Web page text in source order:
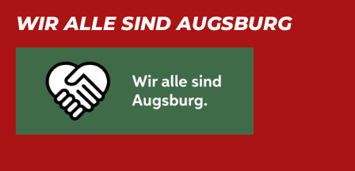
WIR ALLE SIND AUGSBURG